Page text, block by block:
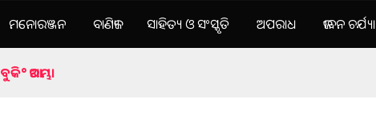
ମନୋରଞ୍ଜନ ବାଣିଜ୍ୟ ସାହିତ୍ୟ ଓ ସଂସ୍କୃତି ଅପରାଧ ଜୀବନ ଚର୍ଯ୍ୟା
ଆରମ୍ଭ।